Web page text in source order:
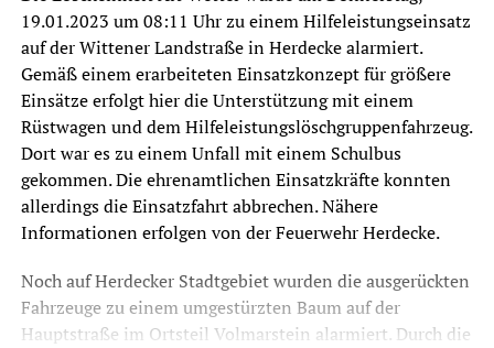
19.01.2023 um 08:11 Uhr zu einem Hilfeleistungseinsatz
auf der Wittener Landstraße in Herdecke alarmiert.
Gemäß einem erarbeiteten Einsatzkonzept für größere
Einsätze erfolgt hier die Unterstützung mit einem
Rüstwagen und dem Hilfeleistungslöschgruppenfahrzeug.
Dort war es zu einem Unfall mit einem Schulbus
gekommen. Die ehrenamtlichen Einsatzkräfte konnten
allerdings die Einsatzfahrt abbrechen. Nähere
Informationen erfolgen von der Feuerwehr Herdecke.
Noch auf Herdecker Stadtgebiet wurden die ausgerückten
Fahrzeuge zu einem umgestürzten Baum auf der
Hauptstraße im Ortsteil Volmarstein alarmiert. Durch die